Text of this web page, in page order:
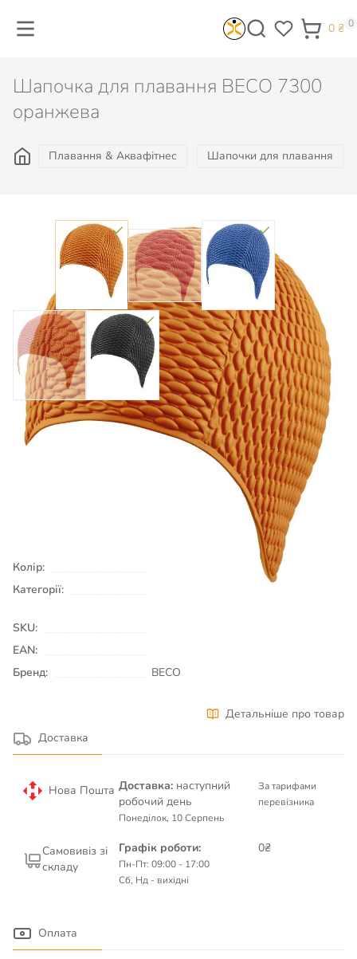
0 ₴ 0
Шапочка для плавання BECO 7300
оранжева
Плавання & Аквафітнес Шапочки для плавання
490
Колір:
Категорії:
SKU:
EAN:
Бренд:
BECO
Детальніше про товар
Доставка
Нова Пошта Доставка: наступний
робочий день
Понеділок, 10 Серпень
За тарифами
перевізника
Самовивіз зі
складу
Графік роботи:
Пн-Пт: 09:00 - 17:00
Сб, Нд - вихідні
0₴
Оплата